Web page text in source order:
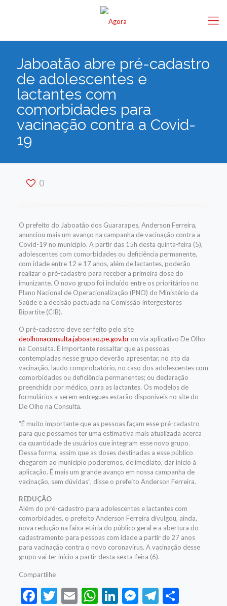
Jaboatão abre pré-cadastro
de adolescentes e
lactantes com
comorbidades para
vacinação contra a Covid-
19
0
O prefeito do Jaboatão dos Guararapes, Anderson Ferreira,
anunciou mais um avanço na campanha de vacinação contra a
Covid-19 no município. A partir das 15h desta quinta-feira (5),
adolescentes com comorbidades ou deficiência permanente,
com idade entre 12 e 17 anos, além de lactantes, poderão
realizar o pré-cadastro para receber a primeira dose do
imunizante. O novo grupo foi incluído entre os prioritários no
Plano Nacional de Operacionalização (PNO) do Ministério da
Saúde e a decisão pactuada na Comissão Intergestores
Bipartite (CIB).
O pré-cadastro deve ser feito pelo site
deolhonaconsulta.jaboatao.pe.gov.brou via aplicativo De Olho
na Consulta. É importante ressaltar que as pessoas
contempladas nesse grupo deverão apresentar, no ato da
vacinação, laudo comprobatório, no caso dos adolescentes com
comorbidades ou deficiência permanentes; ou declaração
preenchida por médico, para as lactantes. Os modelos de
formulários a serem entregues estarão disponíveis no site do
De Olho na Consulta.
“É muito importante que as pessoas façam esse pré-cadastro
para que possamos ter uma estimativa mais atualizada acerca
da quantidade de usuários que integram esse novo grupo.
Dessa forma, assim que as doses destinadas a esse público
chegarem ao município poderemos, de imediato, dar início à
aplicação. É mais um grande avanço em nossa campanha de
vacinação, sem dúvidas”, disse o prefeito Anderson Ferreira.
REDUÇÃO
Além do pré-cadastro para adolescentes e lactantes com
comorbidades, o prefeito Anderson Ferreira divulgou, ainda,
nova redução na faixa etária do público geral e a abertura do
cadastramento para pessoas com idade a partir de 27 anos
para vacinação contra o novo coronavírus. A vacinação desse
grupo vai ter início a partir desta sexta-feira (6).
Compartilhe
Facebook
Twitter
EmailWhatsApp
LinkedIn
Messenger
Telegram
Share